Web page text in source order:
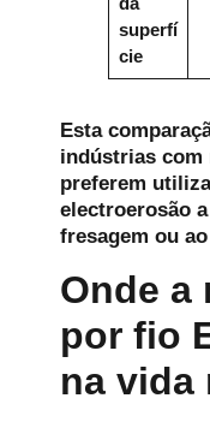
superfí
cie
Esta
indústrias com
preferem
electroerosão
fresagem ou
Onde a
por fio
na vida